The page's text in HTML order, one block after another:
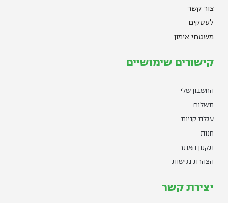
צור קשר
לעסקים
משטחי אימון
קישורים שימושיים
החשבון שלי
תשלום
עגלת קניות
חנות
תקנון האתר
הצהרת נגישות
יצירת קשר